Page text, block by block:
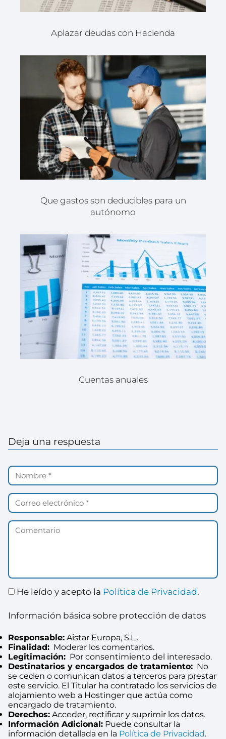
Aplazar deudas con Hacienda
Que gastos son deducibles para un
autónomo
Cuentas anuales
Deja una respuesta
He leído y acepto la Política de Privacidad.
Información básica sobre protección de datos
Responsable: Aistar Europa, S.L..
Finalidad: Moderar los comentarios.
Legitimación: Por consentimiento del interesado.
Destinatarios y encargados de tratamiento: No
se ceden o comunican datos a terceros para prestar
este servicio. El Titular ha contratado los servicios de
alojamiento web a Hostinger que actúa como
encargado de tratamiento.
Derechos: Acceder, rectificar y suprimir los datos.
Información Adicional: Puede consultar la
información detallada en la Política de Privacidad.